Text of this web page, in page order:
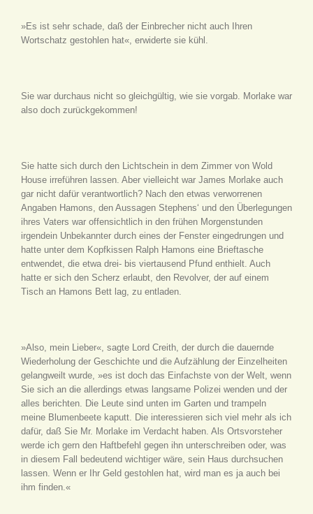
»Es ist sehr schade, daß der Einbrecher nicht auch Ihren
Wortschatz gestohlen hat«, erwiderte sie kühl.
Sie war durchaus nicht so gleichgültig, wie sie vorgab. Morlake war
also doch zurückgekommen!
Sie hatte sich durch den Lichtschein in dem Zimmer von Wold
House irreführen lassen. Aber vielleicht war James Morlake auch
gar nicht dafür verantwortlich? Nach den etwas verworrenen
Angaben Hamons, den Aussagen Stephens‘ und den Überlegungen
ihres Vaters war offensichtlich in den frühen Morgenstunden
irgendein Unbekannter durch eines der Fenster eingedrungen und
hatte unter dem Kopfkissen Ralph Hamons eine Brieftasche
entwendet, die etwa drei- bis viertausend Pfund enthielt. Auch
hatte er sich den Scherz erlaubt, den Revolver, der auf einem
Tisch an Hamons Bett lag, zu entladen.
»Also, mein Lieber«, sagte Lord Creith, der durch die dauernde
Wiederholung der Geschichte und die Aufzählung der Einzelheiten
gelangweilt wurde, »es ist doch das Einfachste von der Welt, wenn
Sie sich an die allerdings etwas langsame Polizei wenden und der
alles berichten. Die Leute sind unten im Garten und trampeln
meine Blumenbeete kaputt. Die interessieren sich viel mehr als ich
dafür, daß Sie Mr. Morlake im Verdacht haben. Als Ortsvorsteher
werde ich gern den Haftbefehl gegen ihn unterschreiben oder, was
in diesem Fall bedeutend wichtiger wäre, sein Haus durchsuchen
lassen. Wenn er Ihr Geld gestohlen hat, wird man es ja auch bei
ihm finden.«